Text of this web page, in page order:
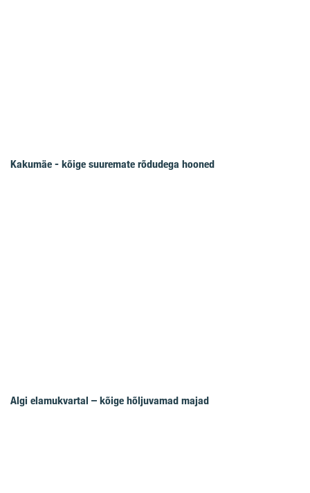
Kakumäe - kõige suuremate rõdudega hooned
Algi elamukvartal – kõige hõljuvamad majad